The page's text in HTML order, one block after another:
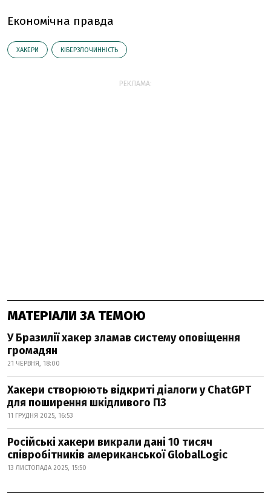
Економічна правда
ХАКЕРИ КІБЕРЗЛОЧИННІСТЬ
РЕКЛАМА:
МАТЕРІАЛИ ЗА ТЕМОЮ
У Бразилії хакер зламав систему оповіщення
громадян
21 ЧЕРВНЯ, 18:00
Хакери створюють відкриті діалоги у ChatGPT
для поширення шкідливого ПЗ
11 ГРУДНЯ 2025, 16:53
Російські хакери викрали дані 10 тисяч
співробітників американської GlobalLogic
13 ЛИСТОПАДА 2025, 15:50